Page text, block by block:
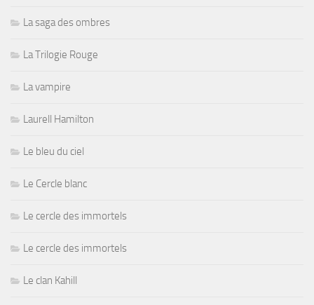
La saga des ombres
La Trilogie Rouge
La vampire
Laurell Hamilton
Le bleu du ciel
Le Cercle blanc
Le cercle des immortels
Le cercle des immortels
Le clan Kahill